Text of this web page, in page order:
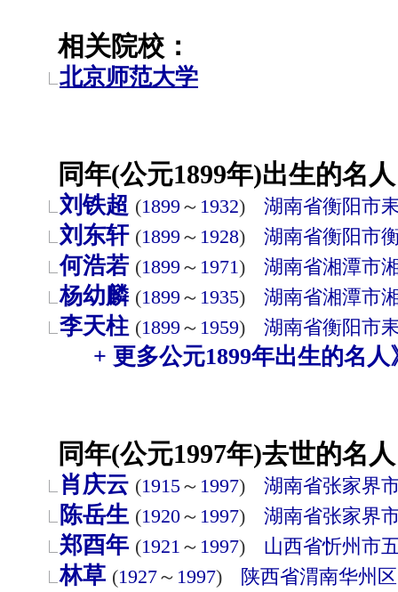
相关院校：
北京师范大学
同年(公元1899年)出生的名
刘铁超 (1899 ～ 1932) 湖南省衡阳市
刘东轩 (1899 ～ 1928) 湖南省衡阳市
何浩若 (1899 ～ 1971) 湖南省湘潭市
杨幼麟 (1899 ～ 1935) 湖南省湘潭市
李天柱 (1899 ～ 1959) 湖南省衡阳市
+ 更多公元1899年出生的名人
同年(公元1997年)去世的名
肖庆云 (1915～ 1997) 湖南省张家界
陈岳生 (1920～ 1997) 湖南省张家界
郑酉年 (1921 ～ 1997) 山西省忻州市
林草 (1927～ 1997) 陕西省渭南华州区